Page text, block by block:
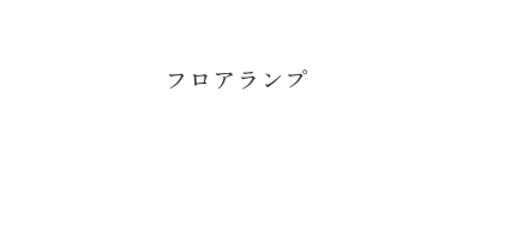
フロアランプ